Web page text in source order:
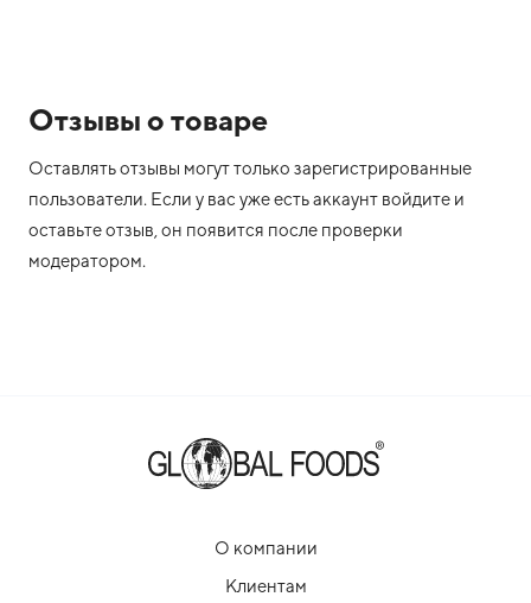
Отзывы о товаре
Оставлять отзывы могут только зарегистрированные
пользователи. Если у вас уже есть аккаунт войдите и
оставьте отзыв, он появится после проверки
модератором.
О компании
Клиентам